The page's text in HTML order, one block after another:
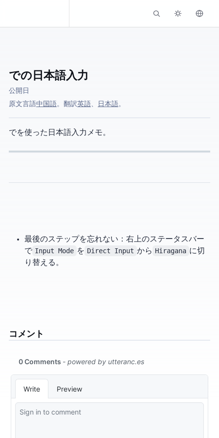
046 Ubuntu での日本語入力
公開日
原文言語:中国語。 AI翻訳:英語、 日本語。
Ubuntu GNOME で Mozc を使った日本語入力メモ。
最後のステップを忘れない：右上のステータスバー
で Input Mode を Direct Input から Hiragana に切
り替える。
コメント